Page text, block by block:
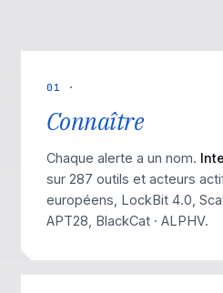
01 ·
Connaître
Chaque alerte a un nom.
sur 287 outils et acteurs
européens, LockBit 4.0,
APT28, BlackCat · ALPHV.